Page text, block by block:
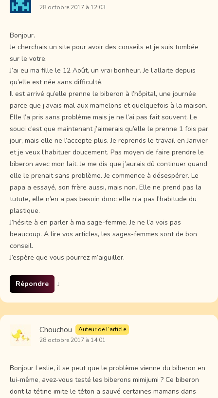
28 octobre 2017 à 12:03
Bonjour.
Je cherchais un site pour avoir des conseils et je suis tombée
sur le votre.
J’ai eu ma fille le 12 Août, un vrai bonheur. Je l’allaite depuis
qu’elle est née sans difficulté.
Il est arrivé qu’elle prenne le biberon à l’hôpital, une journée
parce que j’avais mal aux mamelons et quelquefois à la maison.
Elle l’a pris sans problème mais je ne l’ai pas fait souvent. Le
souci c’est que maintenant j’aimerais qu’elle le prenne 1 fois par
jour, mais elle ne l’accepte plus. Je reprends le travail en Janvier
et je veux l’habituer doucement. Pas moyen de faire prendre le
biberon avec mon lait. Je me dis que j’aurais dû continuer quand
elle le prenait sans problème. Je commence à désespérer. Le
papa a essayé, son frère aussi, mais non. Elle ne prend pas la
tutute, elle n’en a pas besoin donc elle n’a pas l’habitude du
plastique.
J’hésite à en parler à ma sage-femme. Je ne l’a vois pas
beaucoup. A lire vos articles, les sages-femmes sont de bon
conseil.
J’espère que vous pourrez m’aiguiller.
Répondre ↓
Chouchou
Auteur de l’article
28 octobre 2017 à 14:01
Bonjour Leslie, il se peut que le problème vienne du biberon en
lui-même, avez-vous testé les biberons mimijumi ? Ce biberon
dont la tétine imite le téton a sauvé certaines mamans dans